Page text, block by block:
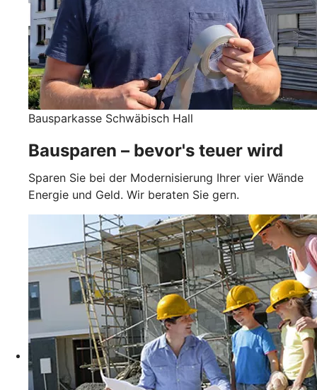
Bausparkasse Schwäbisch Hall
Bausparen – bevor's teuer wird
Sparen Sie bei der Modernisierung Ihrer vier Wände
Energie und Geld. Wir beraten Sie gern.